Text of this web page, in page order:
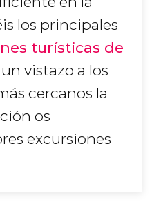
los principales
turísticas de
vistazo a los
cercanos la
os
excursiones